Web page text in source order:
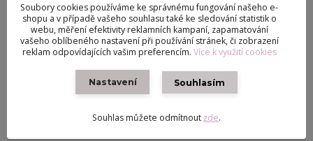
Soubory cookies používáme ke správnému fungování našeho e-
shopu a v případě vašeho souhlasu také ke sledování statistik o
webu, měření efektivity reklamních kampaní, zapamatování
vašeho oblíbeného nastavení při používání stránek, či zobrazení
reklam odpovídajících vašim preferencím. Více k využití cookies
Nastavení Souhlasím
Souhlas můžete odmítnout zde.